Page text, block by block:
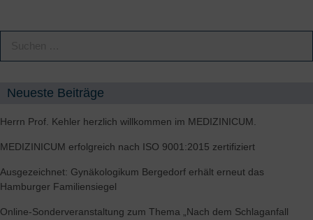
Neueste Beiträge
Herrn Prof. Kehler herzlich willkommen im MEDIZINICUM.
MEDIZINICUM erfolgreich nach ISO 9001:2015 zertifiziert
Ausgezeichnet: Gynäkologikum Bergedorf erhält erneut das
Hamburger Familiensiegel
Online-Sonderveranstaltung zum Thema „Nach dem Schlaganfall